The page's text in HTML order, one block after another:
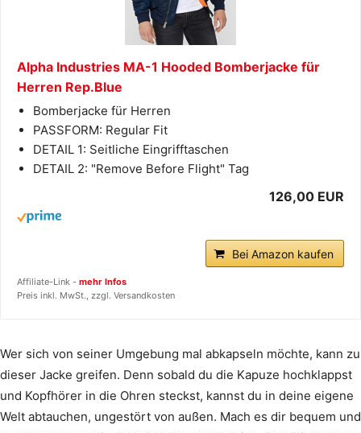
Alpha Industries MA-1 Hooded Bomberjacke für
Herren Rep.Blue
Bomberjacke für Herren
PASSFORM: Regular Fit
DETAIL 1: Seitliche Eingrifftaschen
DETAIL 2: "Remove Before Flight" Tag
126,00 EUR
Bei Amazon kaufen
Affiliate-Link - mehr Infos
Preis inkl. MwSt., zzgl. Versandkosten
Wer sich von seiner Umgebung mal abkapseln möchte, kann zu
dieser Jacke greifen. Denn sobald du die Kapuze hochklappst
und Kopfhörer in die Ohren steckst, kannst du in deine eigene
Welt abtauchen, ungestört von außen. Mach es dir bequem und